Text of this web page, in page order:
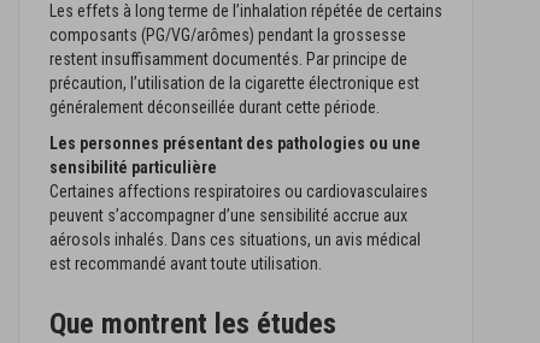
Les effets à long terme de l’inhalation répétée de certains
composants (PG/VG/arômes) pendant la grossesse
restent insuffisamment documentés. Par principe de
précaution, l’utilisation de la cigarette électronique est
généralement déconseillée durant cette période.
Les personnes présentant des pathologies ou une
sensibilité particulière
Certaines affections respiratoires ou cardiovasculaires
peuvent s’accompagner d’une sensibilité accrue aux
aérosols inhalés. Dans ces situations, un avis médical
est recommandé avant toute utilisation.
Que montrent les études